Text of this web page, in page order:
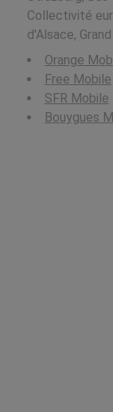
Collectivité
d'Alsace,
Orange
Free Mobile
SFR Mobile
Bouygues